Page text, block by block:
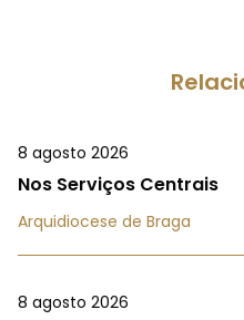
8 agosto 2026
Nos Serviços Centrais
Arquidiocese de Braga
8 agosto 2026